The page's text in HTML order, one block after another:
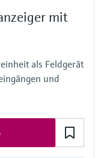
mit
als Feldgerät
und